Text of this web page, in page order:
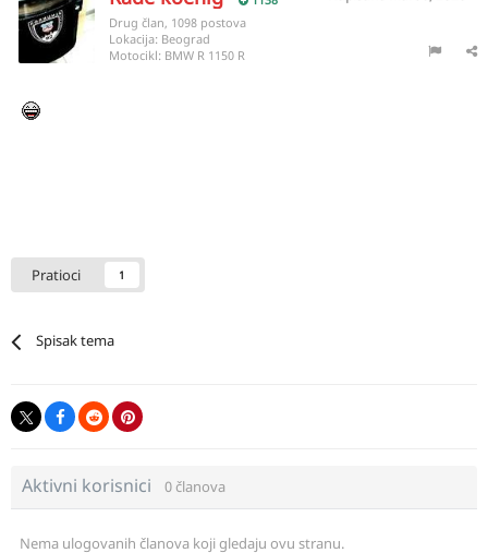
Drug član, 1098 postova
Lokacija: Beograd
Motocikl: BMW R 1150 R
Pratioci 1
Spisak tema
Aktivni korisnici 0 članova
Nema ulogovanih članova koji gledaju ovu stranu.